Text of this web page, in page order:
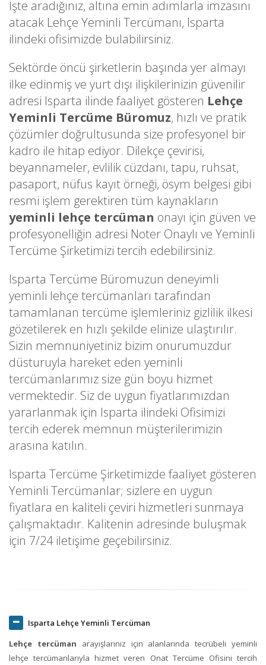
İşte aradığınız, altına emin adımlarla imzasını
atacak Lehçe Yeminli Tercümanı, Isparta
ilindeki ofisimizde bulabilirsiniz.
Sektörde öncü şirketlerin başında yer almayı
ilke edinmiş ve yurt dışı ilişkilerinizin güvenilir
adresi Isparta ilinde faaliyet gösteren Lehçe
Yeminli Tercüme Büromuz, hızlı ve pratik
çözümler doğrultusunda size profesyonel bir
kadro ile hitap ediyor. Dilekçe çevirisi,
beyannameler, evlilik cüzdanı, tapu, ruhsat,
pasaport, nüfus kayıt örneği, ösym belgesi gibi
resmi işlem gerektiren tüm kaynakların
yeminli lehçe tercüman onayı için güven ve
profesyonelliğin adresi Noter Onaylı ve Yeminli
Tercüme Şirketimizi tercih edebilirsiniz.
Isparta Tercüme Büromuzun deneyimli
yeminli lehçe tercümanları tarafından
tamamlanan tercüme işlemleriniz gizlilik ilkesi
gözetilerek en hızlı şekilde elinize ulaştırılır.
Sizin memnuniyetiniz bizim onurumuzdur
düsturuyla hareket eden yeminli
tercümanlarımız size gün boyu hizmet
vermektedir. Siz de uygun fiyatlarımızdan
yararlanmak için Isparta ilindeki Ofisimizi
tercih ederek memnun müşterilerimizin
arasına katılın.
Isparta Tercüme Şirketimizde faaliyet gösteren
Yeminli Tercümanlar; sizlere en uygun
fiyatlara en kaliteli çeviri hizmetleri sunmaya
çalışmaktadır. Kalitenin adresinde buluşmak
için 7/24 iletişime geçebilirsiniz.
Isparta Lehçe Yeminli Tercüman
Lehçe tercüman arayışlarınız için alanlarında tecrübeli yeminli
lehçe tercümanlarıyla hizmet veren Onat Tercüme Ofisini tercih